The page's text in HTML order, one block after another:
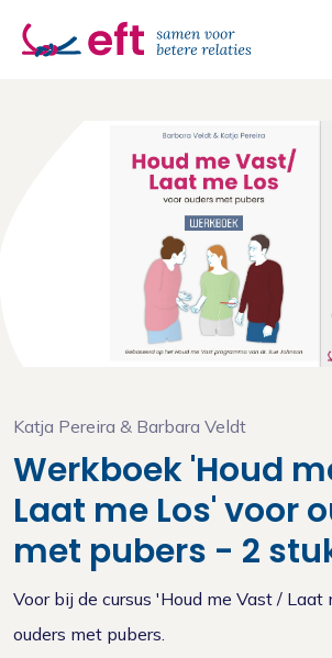
Katja Pereira & Barbara Veldt
Werkboek 'Houd
Laat me Los' voor
met pubers - 2
Voor bij de cursus 'Houd me Vast /
ouders met pubers.